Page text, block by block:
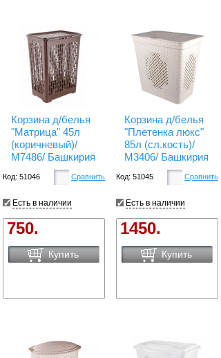
Корзина д/белья
"Матрица" 45л
(коричневый)/
М7486/ Башкирия
Код: 51046 Сравнить
Есть в наличии
750.
Купить
Корзина д/белья
"Плетенка люкс"
85л (сл.кость)/
М3406/ Башкирия
Код: 51045 Сравнить
Есть в наличии
1450.
Купить